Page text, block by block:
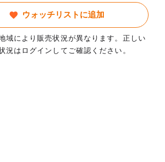
ウォッチリストに追加
域により販売状況が異なります。正しい
況はログインしてご確認ください。